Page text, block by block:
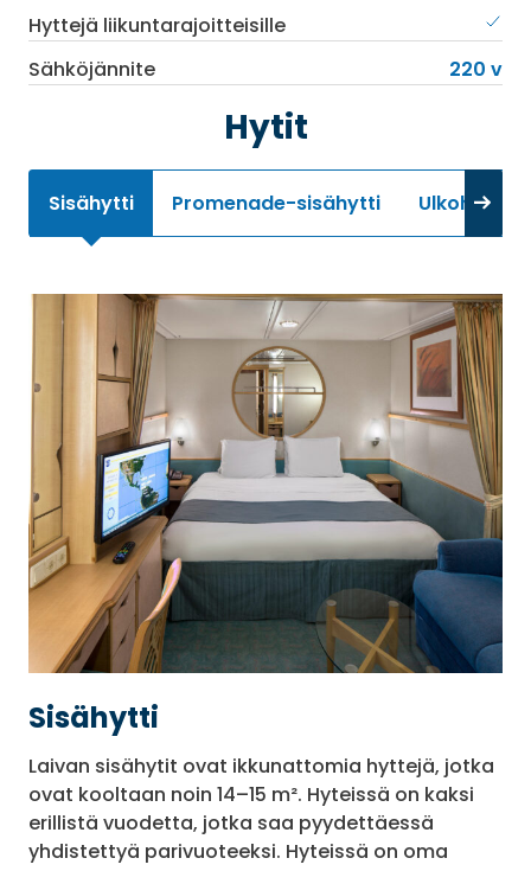
Hyttejä liikuntarajoitteisille
Sähköjännite
220 v
Hytit
Sisähytti Promenade-sisähytti Ulkohytti
Sisähytti
Laivan sisähytit ovat ikkunattomia hyttejä, jotka
ovat kooltaan noin 14–15 m². Hyteissä on kaksi
erillistä vuodetta, jotka saa pyydettäessä
yhdistettyä parivuoteeksi. Hyteissä on oma